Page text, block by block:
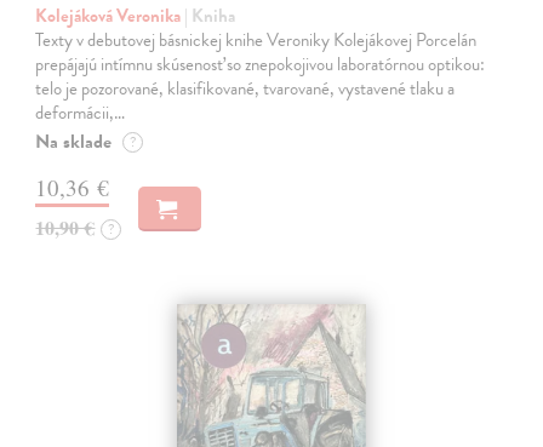
Kolejáková Veronika| Kniha
Texty v debutovej básnickej knihe Veroniky Kolejákovej Porcelán
prepájajú intímnu skúsenosť so znepokojivou laboratórnou optikou:
telo je pozorované, klasifikované, tvarované, vystavené tlaku a
deformácii,…
Na sklade ?
10,36 €
10,90 € ?